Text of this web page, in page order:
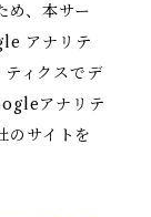
め、本サー
アナリテ
ィクスでデ
アナリテ
のサイトを